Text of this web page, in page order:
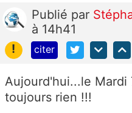
Publié par
à 14h41
!
citer
Aujourd'hui...le Mardi
toujours rien !!!